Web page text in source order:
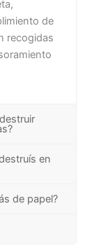
de
recogidas
en
de papel?